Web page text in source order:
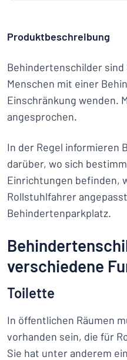
Produktbeschreibung
Behindertenschilder sind
Menschen mit einer
Einschränkung wenden.
angesprochen.
In der Regel informieren
darüber, wo sich
Einrichtungen befinden,
Rollstuhlfahrer
Behindertenparkplatz.
verschiedene
Toilette
In öffentlichen Räumen
vorhanden sein, die für
Sie hat unter anderem